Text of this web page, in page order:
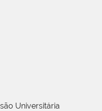
Universitária